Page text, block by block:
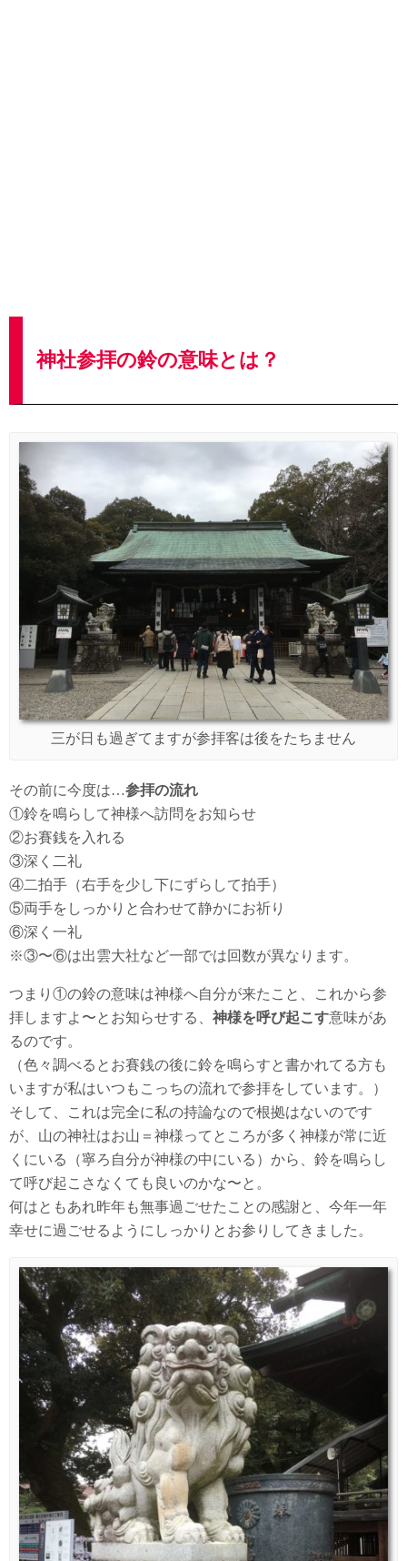
神社参拝の鈴の意味とは？
三が日も過ぎてますが参拝客は後をたちません
その前に今度は…参拝の流れ
①鈴を鳴らして神様へ訪問をお知らせ
②お賽銭を入れる
③深く二礼
④二拍手（右手を少し下にずらして拍手）
⑤両手をしっかりと合わせて静かにお祈り
⑥深く一礼
※③〜⑥は出雲大社など一部では回数が異なります。
つまり①の鈴の意味は神様へ自分が来たこと、これから参
拝しますよ〜とお知らせする、 神様を呼び起こす意味があ
るのです。
（色々調べるとお賽銭の後に鈴を鳴らすと書かれてる方も
いますが私はいつもこっちの流れで参拝をしています。）
そして、これは完全に私の持論なので根拠はないのです
が、山の神社はお山＝神様ってところが多く神様が常に近
くにいる（寧ろ自分が神様の中にいる）から、鈴を鳴らし
て呼び起こさなくても良いのかな〜と。
何はともあれ昨年も無事過ごせたことの感謝と、今年一年
幸せに過ごせるようにしっかりとお参りしてきました。